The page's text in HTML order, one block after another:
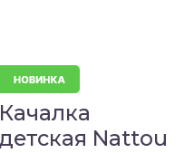
Качалка
детская Nattou